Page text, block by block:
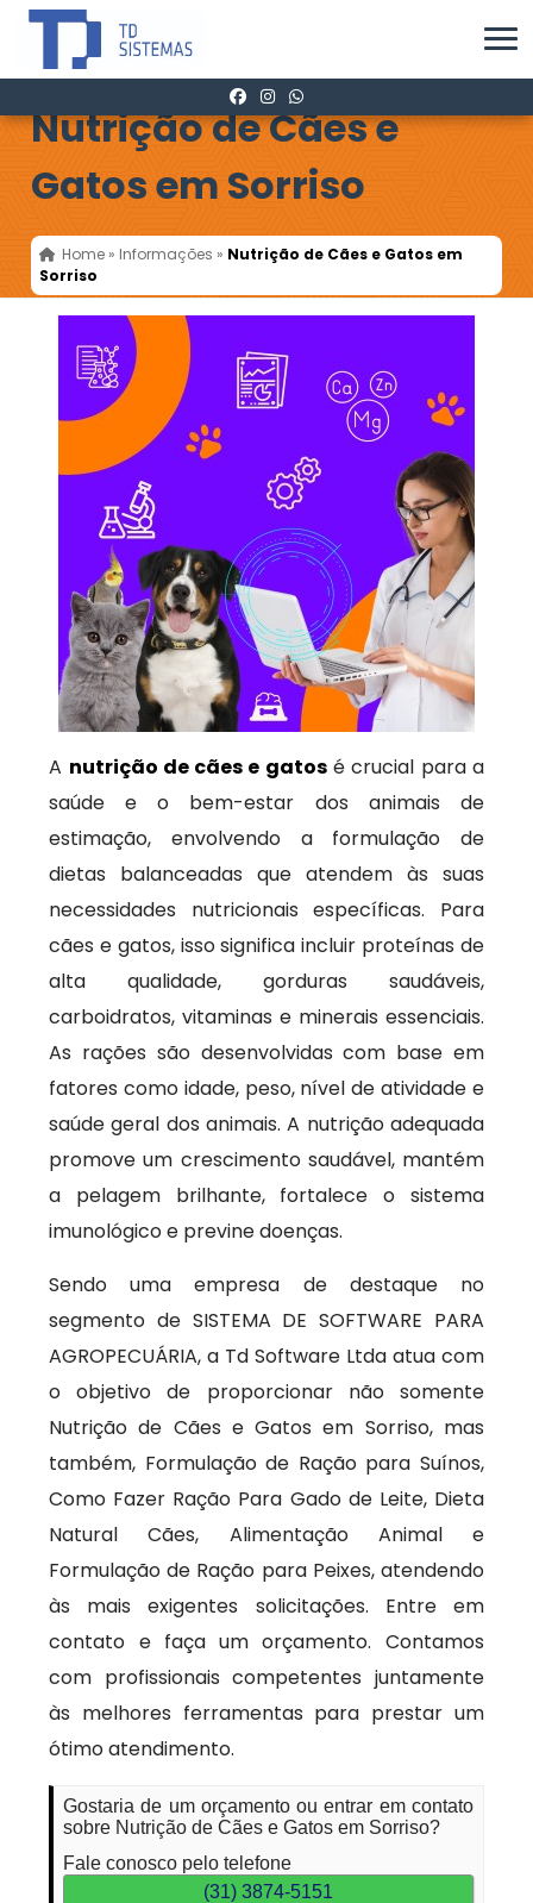
Nutrição de Cães e
Gatos em Sorriso
Home » Informações » Nutrição de Cães e Gatos em
Sorriso
A nutrição de cães e gatosé crucial para a
saúde e o bem-estar dos animais de
estimação, envolvendo a formulação de
dietas balanceadas que atendem às suas
necessidades nutricionais específicas. Para
cães e gatos, isso significa incluir proteínas de
alta qualidade, gorduras saudáveis,
carboidratos, vitaminas e minerais essenciais.
As rações são desenvolvidas com base em
fatores como idade, peso, nível de atividade e
saúde geral dos animais. A nutrição adequada
promove um crescimento saudável, mantém
a pelagem brilhante, fortalece o sistema
imunológico e previne doenças.
Sendo uma empresa de destaque no
segmento de SISTEMA DE SOFTWARE PARA
AGROPECUÁRIA, a Td Software Ltda atua com
o objetivo de proporcionar não somente
Nutrição de Cães e Gatos em Sorriso, mas
também, Formulação de Ração para Suínos,
Como Fazer Ração Para Gado de Leite, Dieta
Natural Cães, Alimentação Animal e
Formulação de Ração para Peixes, atendendo
às mais exigentes solicitações. Entre em
contato e faça um orçamento. Contamos
com profissionais competentes juntamente
às melhores ferramentas para prestar um
ótimo atendimento.
Gostaria de um orçamento ou entrar em contato
sobre Nutrição de Cães e Gatos em Sorriso?
Fale conosco pelo telefone
(31) 3874-5151